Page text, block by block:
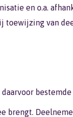
en o.a.
van
brengt.